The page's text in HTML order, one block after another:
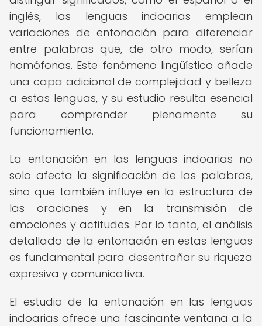
inglés, las lenguas indoarias emplean
variaciones de entonación para diferenciar
entre palabras que, de otro modo, serían
homófonas. Este fenómeno lingüístico añade
una capa adicional de complejidad y belleza
a estas lenguas, y su estudio resulta esencial
para comprender plenamente su
funcionamiento.
La entonación en las lenguas indoarias no
solo afecta la significación de las palabras,
sino que también influye en la estructura de
las oraciones y en la transmisión de
emociones y actitudes. Por lo tanto, el análisis
detallado de la entonación en estas lenguas
es fundamental para desentrañar su riqueza
expresiva y comunicativa.
El estudio de la entonación en las lenguas
indoarias ofrece una fascinante ventana a la